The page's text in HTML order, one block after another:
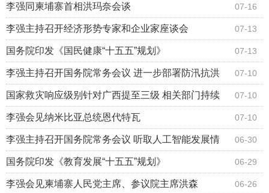
质和“六张网”规划建设督查情况汇报等 07-16
李强同柬埔寨首相洪玛奈会谈
07-13
李强主持召开经济形势专家和企业家座谈会
07-13
国务院印发《国民健康“十五五”规划》
07-10
李强主持召开国务院常务会议 进一步部署防汛抗洪
救灾工作等 07-10
国家救灾响应级别针对广西提至三级 相关部门持续
部署重点地区防汛防台风工作 07-10
李强会见纳米比亚总统恩代特瓦
06-30
李强主持召开国务院常务会议 听取人工智能发展情
况汇报等 06-29
国务院印发《教育发展“十五五”规划》
06-26
李强会见柬埔寨人民党主席、参议院主席洪森